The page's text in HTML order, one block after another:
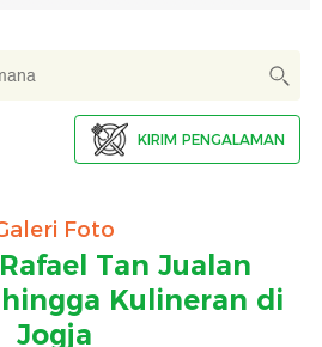
KIRIM PENGALAMAN
Foto
Tan Jualan
Kulineran di
Jogja